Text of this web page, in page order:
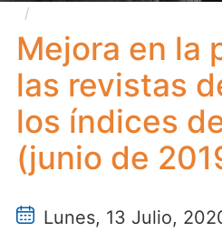
los índices de citas
Mejora en la
las revistas
los índices
(junio de
Lunes, 13 Julio,